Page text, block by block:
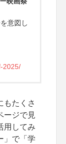
意図し
2025/
もたくさ
ージで見
用してみ
」で「学